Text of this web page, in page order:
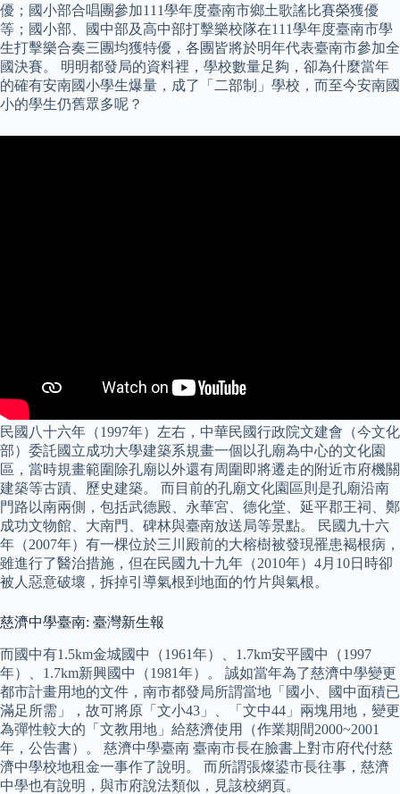
優；國小部合唱團參加111學年度臺南市鄉土歌謠比賽榮獲優
等；國小部、國中部及高中部打擊樂校隊在111學年度臺南市學
生打擊樂合奏三團均獲特優，各團皆將於明年代表臺南市參加全
國決賽。 明明都發局的資料裡，學校數量足夠，卻為什麼當年
的確有安南國小學生爆量，成了「二部制」學校，而至今安南國
小的學生仍舊眾多呢？
民國八十六年（1997年）左右，中華民國行政院文建會（今文化
部）委託國立成功大學建築系規畫一個以孔廟為中心的文化園
區，當時規畫範圍除孔廟以外還有周圍即將遷走的附近市府機關
建築等古蹟、歷史建築。 而目前的孔廟文化園區則是孔廟沿南
門路以南兩側，包括武德殿、永華宮、德化堂、延平郡王祠、鄭
成功文物館、大南門、碑林與臺南放送局等景點。 民國九十六
年（2007年）有一棵位於三川殿前的大榕樹被發現罹患褐根病，
雖進行了醫治措施，但在民國九十九年（2010年）4月10日時卻
被人惡意破壞，拆掉引導氣根到地面的竹片與氣根。
慈濟中學臺南: 臺灣新生報
而國中有1.5km金城國中（1961年）、1.7km安平國中（1997
年）、1.7km新興國中（1981年）。 誠如當年為了慈濟中學變更
都市計畫用地的文件，南市都發局所謂當地「國小、國中面積已
滿足所需」，故可將原「文小43」、「文中44」兩塊用地，變更
為彈性較大的「文教用地」給慈濟使用（作業期間2000~2001
年，公告書）。 慈濟中學臺南 臺南市長在臉書上對市府代付慈
濟中學校地租金一事作了說明。 而所謂張燦鍙市長往事，慈濟
中學也有說明，與市府說法類似，見該校網頁。